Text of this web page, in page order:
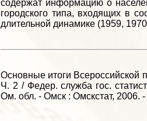
содержат информацию о
городского типа, входящих в
длительной динамике (1959,
Основные итоги Всероссийской
Ч. 2 / Федер. служба гос.
Ом. обл. - Омск : Омскстат, 2006.